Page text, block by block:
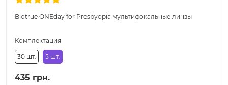
Biotrue ONEday for Presbyopia мультифокальные линзы
Комплектация
30 шт. 5 шт.
435 грн.